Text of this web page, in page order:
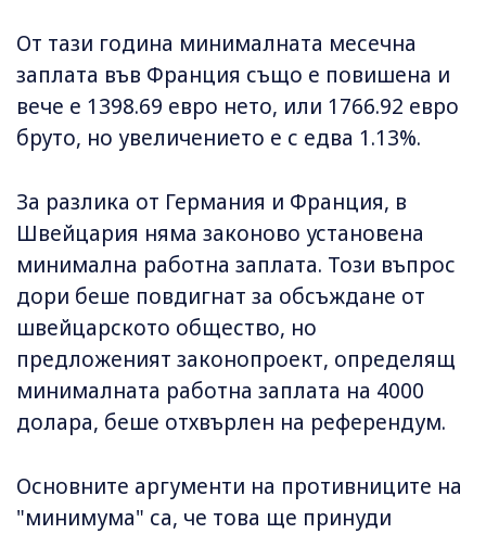
От тази година минималната месечна
заплата във Франция също е повишена и
вече е 1398.69 евро нето, или 1766.92 евро
бруто, но увеличението е с едва 1.13%.
За разлика от Германия и Франция, в
Швейцария няма законово установена
минимална работна заплата. Този въпрос
дори беше повдигнат за обсъждане от
швейцарското общество, но
предложеният законопроект, определящ
минималната работна заплата на 4000
долара, беше отхвърлен на референдум.
Основните аргументи на противниците на
"минимума" са, че това ще принуди